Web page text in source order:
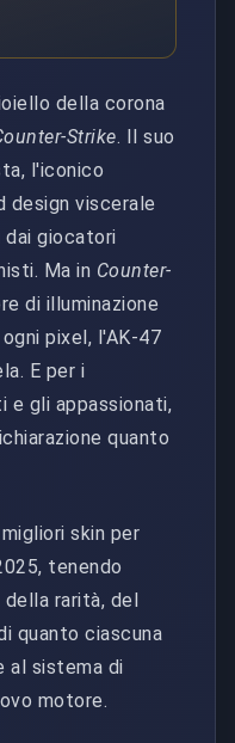
della corona
Strike. Il suo
l'iconico
design viscerale
dai giocatori
Ma in Counter-
di illuminazione
pixel, l'AK-47
E per i
e gli appassionati,
quanto
skin per
tenendo
rarità, del
quanto ciascuna
al sistema di
motore.